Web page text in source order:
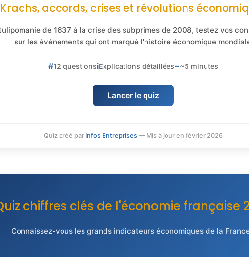
Krachs, accords, crises et révolutions
de 1637 à la crise des subprimes de 2008, testez vos
sur les événements qui ont marqué l'histoire économique
#12 questionsiExplications détaillées~~5 minutes
Lancer le quiz
Quiz créé par Infos Entreprises — Mis à jour en février 2026
chiffres clés de l'économie française
Connaissez-vous les grands indicateurs économiques de la